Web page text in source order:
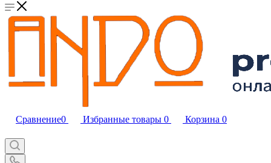
Сравнение0 Избранные товары 0 Корзина 0